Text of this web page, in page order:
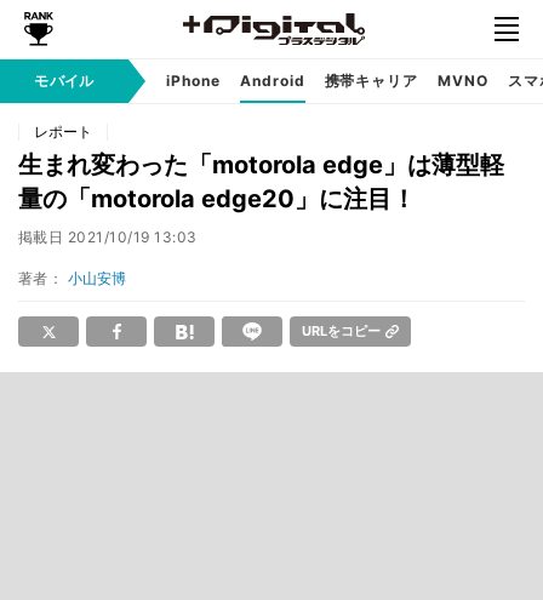
モバイル iPhone Android 携帯キャリア MVNO ス
レポート
生まれ変わった「motorola edge」は薄型軽
量の「motorola edge20」に注目！
掲載日 2021/10/19 13:03
著者： 小山安博
URLをコピー